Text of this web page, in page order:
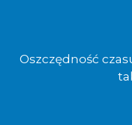
Oszczędność